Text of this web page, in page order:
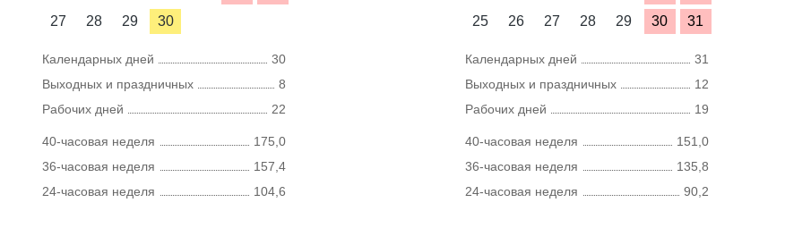
27
28 29 30
Календарных дней
30
Выходных и праздничных
8
Рабочих дней
22
40-часовая неделя
175,0
36-часовая неделя
157,4
24-часовая неделя
104,6
25
26 27 28 29 30 31
Календарных дней
31
Выходных и праздничных
12
Рабочих дней
19
40-часовая неделя
151,0
36-часовая неделя
135,8
24-часовая неделя
90,2